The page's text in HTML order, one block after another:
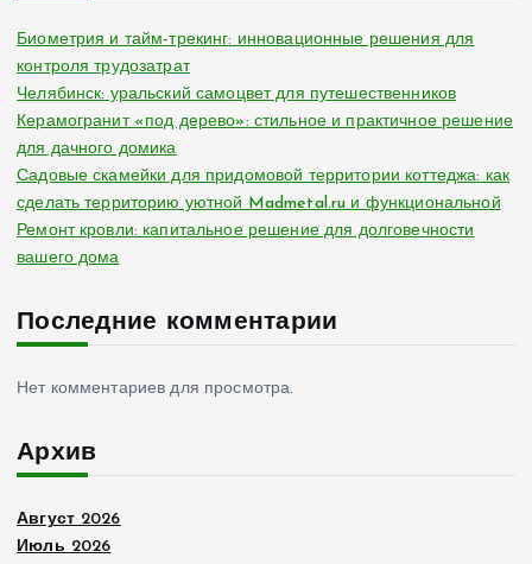
Биометрия и тайм-трекинг: инновационные решения для
контроля трудозатрат
Челябинск: уральский самоцвет для путешественников
Керамогранит «под дерево»: стильное и практичное решение
для дачного домика
Садовые скамейки для придомовой территории коттеджа: как
сделать территорию уютной Madmetal.ru и функциональной
Ремонт кровли: капитальное решение для долговечности
вашего дома
Последние комментарии
Нет комментариев для просмотра.
Архив
Август 2026
Июль 2026